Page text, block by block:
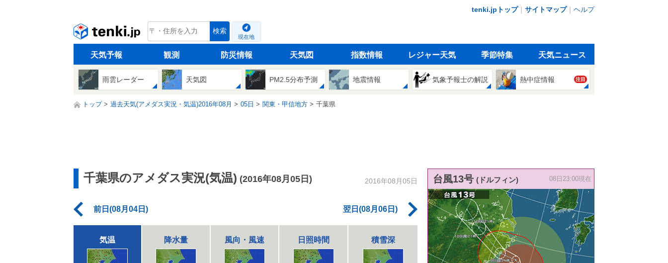
tenki.jpトップ｜ サイトマップ｜ ヘルプ
tenki.jp 検索
現在地
天気予報 観測 防災情報 天気図 指数情報 レジャー天気 季節特集 天気ニュース
雨雲レーダー 天気図 PM2.5分布予測 地震情報 気象予報士の解説 熱中症情報 注目
トップ 過去天気(アメダス実況・気温)2016年08月 05日 関東・甲信地方 千葉県
千葉県のアメダス実況(気温) (2016年08月05日) 2016年08月05日
前日(08月04日) 翌日(08月06日)
気温 降水量 風向・風速 日照時間 積雪深
台風13号 (ドルフィン) 08日23:00現在